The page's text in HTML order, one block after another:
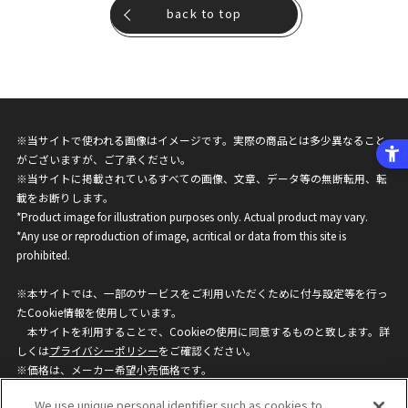
back to top
※当サイトで使われる画像はイメージです。実際の商品とは多少異なること
がございますが、ご了承ください。
※当サイトに掲載されているすべての画像、文章、データ等の無断転用、転
載をお断りします。
*Product image for illustration purposes only. Actual product may vary.
*Any use or reproduction of image, acritical or data from this site is
prohibited.
※本サイトでは、一部のサービスをご利用いただくために付与設定等を行っ
たCookie情報を使用しています。
本サイトを利用することで、Cookieの使用に同意するものと致します。詳
しくはプライバシーポリシーをご確認ください。
※価格は、メーカー希望小売価格です。